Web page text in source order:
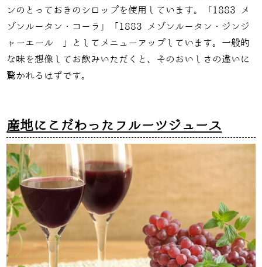
ンのとっておきのシロップを使用しています。「 1883
メ
ゾンルータン・コーラ」「 1883
メゾンルータン・ジンジ
ャーエール 」としてメニューアップしています。一般的
な味を想像してお飲みいただくと、そのおいしさの違いに
驚かれるはずです。
産地にこだわったフルーツジュース